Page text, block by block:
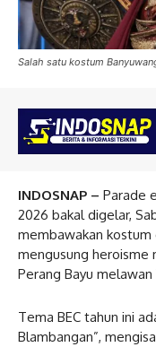
Salah satu kostum
INDOSNAP – Parade
2026 bakal digelar,
membawakan kostum
mengusung heroisme
Perang Bayu melawan
Tema BEC tahun ini
Blambangan”,